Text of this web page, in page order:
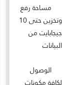
مساحة رفع
وتخزين حتى 10
جيجابايت من
البيانات
الوصول
لكافة مكونات